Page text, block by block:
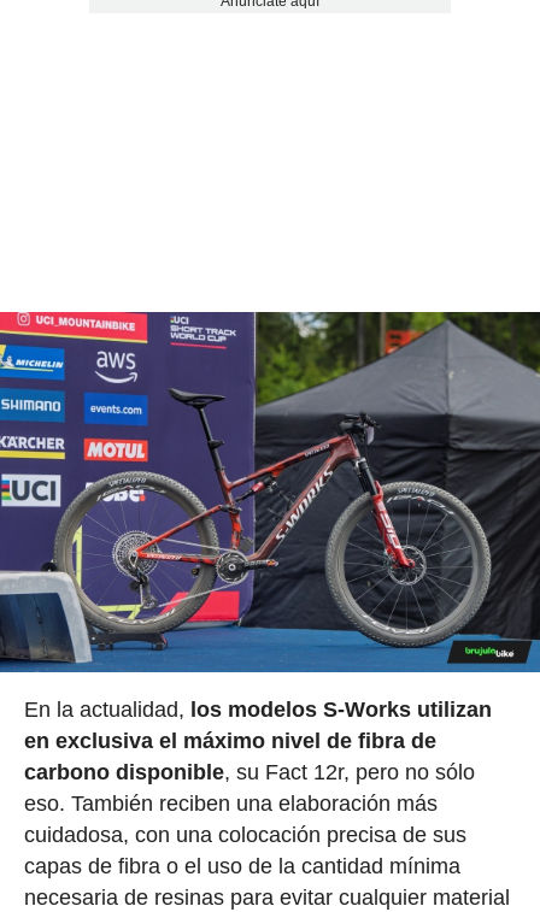
En la actualidad, los modelos S-Works utilizan
en exclusiva el máximo nivel de fibra de
carbono disponible, su Fact 12r, pero no sólo
eso. También reciben una elaboración más
cuidadosa, con una colocación precisa de sus
capas de fibra o el uso de la cantidad mínima
necesaria de resinas para evitar cualquier material